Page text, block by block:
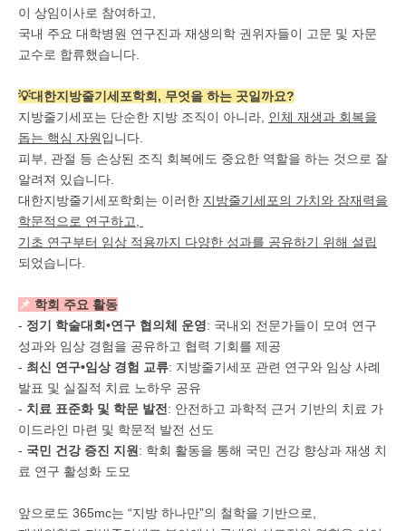
이 상임이사로 참여하고,
국내 주요 대학병원 연구진과 재생의학 권위자들이 고문 및 자문
교수로 합류했습니다.
💡대한지방줄기세포학회, 무엇을 하는 곳일까요?
지방줄기세포는 단순한 지방 조직이 아니라, 인체 재생과 회복을
돕는 핵심 자원입니다.
피부, 관절 등 손상된 조직 회복에도 중요한 역할을 하는 것으로 잘
알려져 있습니다.
대한지방줄기세포학회는 이러한 지방줄기세포의 가치와 잠재력을
학문적으로 연구하고,
기초 연구부터 임상 적용까지 다양한 성과를 공유하기 위해 설립
되었습니다.
📌 학회 주요 활동
- 정기 학술대회•연구 협의체 운영: 국내외 전문가들이 모여 연구
성과와 임상 경험을 공유하고 협력 기회를 제공
- 최신 연구•임상 경험 교류: 지방줄기세포 관련 연구와 임상 사례
발표 및 실질적 치료 노하우 공유
- 치료 표준화 및 학문 발전 : 안전하고 과학적 근거 기반의 치료 가
이드라인 마련 및 학문적 발전 선도
- 국민 건강 증진 지원 : 학회 활동을 통해 국민 건강 향상과 재생 치
료 연구 활성화 도모
앞으로도 365mc는 “지방 하나만”의 철학을 기반으로,